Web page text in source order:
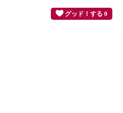
グッド！する 0